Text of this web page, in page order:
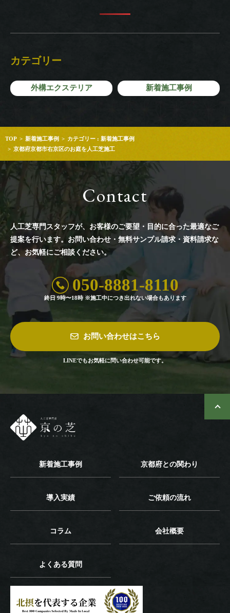
カテゴリー
外構エクステリア 新着施工事例
TOP 新着施工事例
カテゴリー : 新着施工事例
京都府京都市右京区のお庭を人工芝施工
Contact
人工芝専門スタッフが、お客様のご要望・目的に合った最適なご
提案を行います。 お問い合わせ・無料サンプル請求・資料請求な
ど、お気軽にご相談ください。
050-8881-8110
終日 9時〜18時 ※施工中につき出れない場合もあります
お問い合わせはこちら
LINEでもお気軽に問い合わせ可能です。
新着施工事例 京都府との関わり
導入実績 ご依頼の流れ
コラム 会社概要
よくある質問